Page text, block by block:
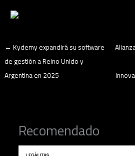
←Kydemy expandirá su software
de gestión a Reino Unido y
Argentina en 2025
Recomendado